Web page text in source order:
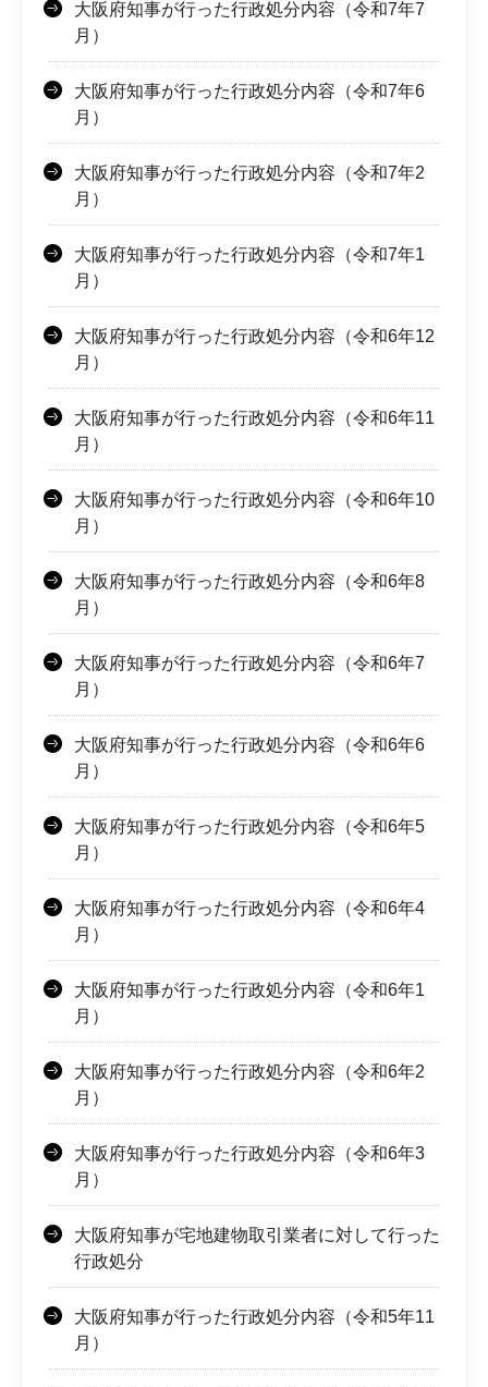
大阪府知事が行った行政処分内容（令和7年7
月）
大阪府知事が行った行政処分内容（令和7年6
月）
大阪府知事が行った行政処分内容（令和7年2
月）
大阪府知事が行った行政処分内容（令和7年1
月）
大阪府知事が行った行政処分内容（令和6年12
月）
大阪府知事が行った行政処分内容（令和6年11
月）
大阪府知事が行った行政処分内容（令和6年10
月）
大阪府知事が行った行政処分内容（令和6年8
月）
大阪府知事が行った行政処分内容（令和6年7
月）
大阪府知事が行った行政処分内容（令和6年6
月）
大阪府知事が行った行政処分内容（令和6年5
月）
大阪府知事が行った行政処分内容（令和6年4
月）
大阪府知事が行った行政処分内容（令和6年1
月）
大阪府知事が行った行政処分内容（令和6年2
月）
大阪府知事が行った行政処分内容（令和6年3
月）
大阪府知事が宅地建物取引業者に対して行った
行政処分
大阪府知事が行った行政処分内容（令和5年11
月）